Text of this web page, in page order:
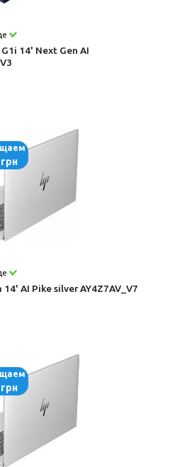
14' Next Gen AI
AI Pike silver AY4Z7AV_V7